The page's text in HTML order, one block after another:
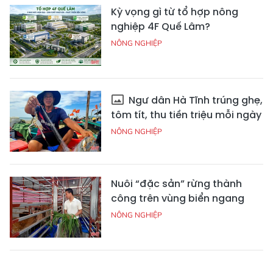
Kỳ vọng gì từ tổ hợp nông
nghiệp 4F Quế Lâm?
NÔNG NGHIỆP
Ngư dân Hà Tĩnh trúng ghẹ,
tôm tít, thu tiền triệu mỗi ngày
NÔNG NGHIỆP
Nuôi “đặc sản” rừng thành
công trên vùng biển ngang
NÔNG NGHIỆP